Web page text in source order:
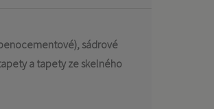
sádrové
a tapety ze skelného